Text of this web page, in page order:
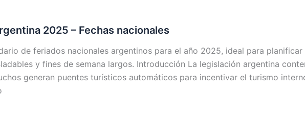
2025 – Fechas nacionales
de feriados nacionales argentinos para el año 2025, ideal para
y fines de semana largos. Introducción La legislación argentina
generan puentes turísticos automáticos para incentivar el turismo